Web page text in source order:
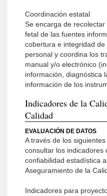
Coordinación estatal
Se encarga de
fetal de las fuentes
cobertura e integridad
personal y coordina los
manual y/o electrónico
información, diagnóstica
información de los
Indicadores de la
Calidad
EVALUACIÓN DE DATOS
A través de los
consultar los indicadores
confiabilidad estadística
Aseguramiento de la
Indicadores para